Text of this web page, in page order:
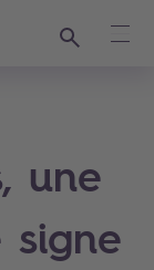
Recherche
une
signe